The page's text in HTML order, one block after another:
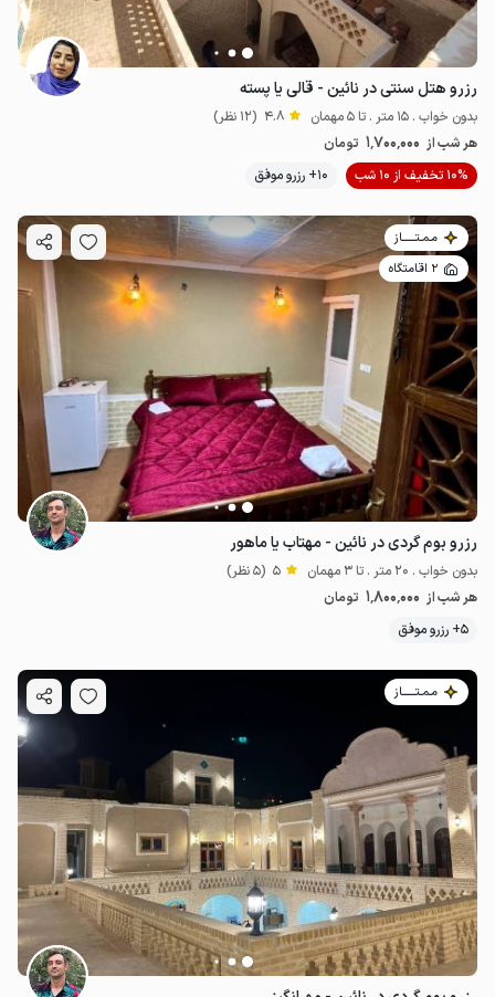
رزرو هتل سنتی در نائین - قالی یا پسته
بدون خواب . 15 متر . تا 5 مهمان 4.8 (12 نظر)
هر شب از 1٬700٬000 تومان
10% تخفیف از 10 شب
10+ رزرو موفق
مـمـتــــــاز
2 اقامتگاه
رزرو بوم گردی در نائین - مهتاب یا ماهور
بدون خواب . 20 متر . تا 3 مهمان 5 (5 نظر)
هر شب از 1٬800٬000 تومان
5+ رزرو موفق
مـمـتــــــاز